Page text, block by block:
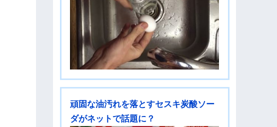
頑固な油汚れを落とすセスキ炭酸ソー
ダがネットで話題に？